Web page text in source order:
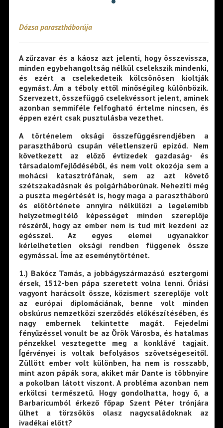
Dózsa parasztháborúja
A zűrzavar és a káosz azt jelenti, hogy összevissza,
minden egybehangoltság nélkül cselekszik mindenki,
és ezért a cselekedeteik kölcsönösen kioltják
egymást. Ám a téboly ettől minőségileg különbözik.
Szervezett, összefüggő cselekvéssort jelent, aminek
azonban semmiféle felfogható értelme nincsen, és
éppen ezért csak pusztulásba vezethet.
A történelem oksági összefüggésrendjében a
parasztháború csupán véletlenszerű epizód. Nem
következett az előző évtizedek gazdaság- és
társadalomfejlődéséből, és nem volt okozója sem a
mohácsi katasztrófának, sem az azt követő
szétszakadásnak és polgárháborúnak. Nehezíti még
a puszta megértését is, hogy maga a parasztháború
és előtörténete annyira nélkülözi a legelemibb
helyzetmegítélő képességet minden szereplője
részéről, hogy az ember nem is tud mit kezdeni az
egésszel. Az egyes elemei ugyanakkor
kérlelhetetlen oksági rendben függenek össze
egymással. Íme az eseménytörténet.
1.) Bakócz Tamás, a jobbágyszármazású esztergomi
érsek, 1512-ben pápa szeretett volna lenni. Óriási
vagyont harácsolt össze, közismert szereplője volt
az európai diplomáciának, benne volt minden
obskúrus nemzetközi szerződés előkészítésében, és
nagy embernek tekintette magát. Fejedelmi
fényűzéssel vonult be az Örök Városba, és hatalmas
pénzekkel vesztegette meg a konklávé tagjait.
Ígérvényei is voltak befolyásos szövetségeseitől.
Züllött ember volt különben, ha nem is rosszabb,
mint azon pápák sora, akiket már Dante is többnyire
a pokolban látott viszont. A probléma azonban nem
erkölcsi természetű. Hogy gondolhatta, hogy ő, a
Barbaricumból érkező főpap Szent Péter trónjára
ülhet a törzsökös olasz nagycsaládoknak az
ivadékai előtt?